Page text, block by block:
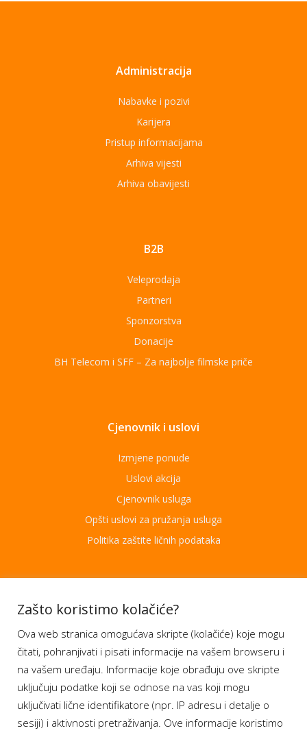
Administracija
Nabavke i pozivi
Karijera
Pristup informacijama
Arhiva vijesti
Arhiva obavijesti
B2B
Veleprodaja
Partneri
Sponzorstva
Donacije
BH Telecom i SFF – Za najbolje filmske priče
Cjenovnik i uslovi
Izmjene ponude
Uslovi akcija
Cjenovnik usluga
Opšti uslovi za pružanja usluga
Politika zaštite ličnih podataka
Aplikacije
Moj BH Telecom
Dostupnost usluga
Moja webTV
Aukcije BH Telecom
Zašto koristimo kolačiće?
Ova web stranica omogućava skripte (kolačiće) koje mogu
čitati, pohranjivati i pisati informacije na vašem browseru i
na vašem uređaju. Informacije koje obrađuju ove skripte
uključuju podatke koji se odnose na vas koji mogu
uključivati lične identifikatore (npr. IP adresu i detalje o
sesiji) i aktivnosti pretraživanja. Ove informacije koristimo